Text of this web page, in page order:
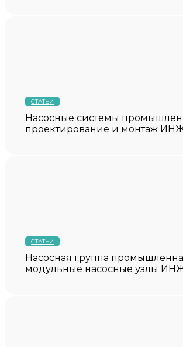
СТАТЬИ
Насосные системы
проектирование и монтаж
СТАТЬИ
Насосная группа
модульные насосные узлы